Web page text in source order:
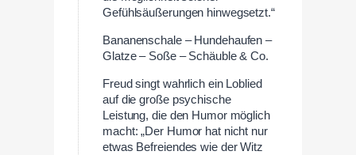
Gefühlsäußerungen hinwegsetzt.“
Bananenschale – Hundehaufen –
Glatze – Soße – Schäuble & Co.
Freud singt wahrlich ein Loblied
auf die große psychische
Leistung, die den Humor möglich
macht: „Der Humor hat nicht nur
etwas Befreiendes wie der Witz